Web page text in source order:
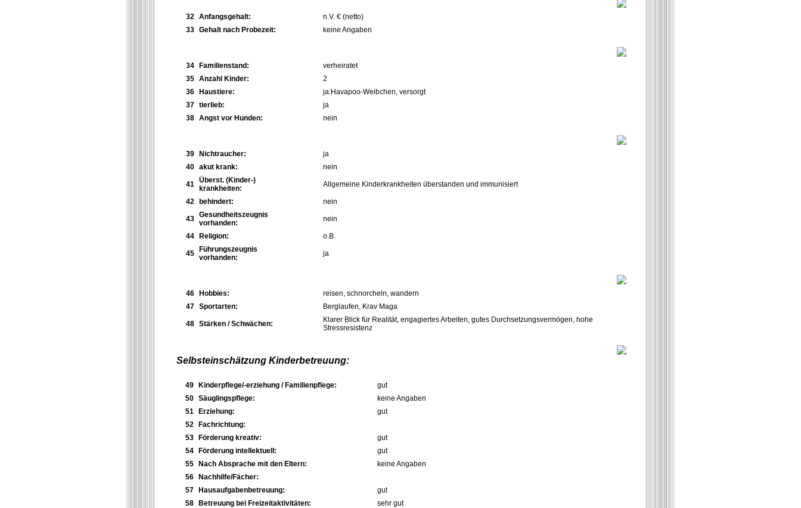
32 Anfangsgehalt:
n.V. € (netto)
33 Gehalt nach Probezeit: keine Angaben
34 Familienstand:
verheiratet
35 Anzahl Kinder:
2
36
Haustiere:
ja:Havapoo-Weibchen, versorgt
37 tierlieb:
ja
38 Angst vor Hunden: nein
39 Nichtraucher:
ja
40 akut krank: nein
41 Überst. (Kinder-)
krankheiten:
Allgemeine Kinderkrankheiten überstanden und immunisiert
42 behindert: nein
43 Gesundheitszeugnis
vorhanden:
nein
44 Religion: o.B.
45
Führungszeugnis
vorhanden:
ja
46 Hobbies:
reisen, schnorcheln, wandern
47 Sportarten: Berglaufen, Krav Maga
48 Stärken / Schwächen:
Klarer Blick für Realität, engagiertes Arbeiten, gutes Durchsetzungsvermögen, hohe
Stressresistenz
Selbsteinschätzung Kinderbetreuung:
49 Kinderpflege/-erziehung / Familienpflege:
gut
50 Säuglingspflege:
keine Angaben
51
Erziehung:
gut
52
Fachrichtung:
53
Förderung kreativ:
gut
54
Förderung intellektuell:
gut
55
Nach Absprache mit den Eltern:
keine Angaben
56
Nachhilfe/Fächer:
57
Hausaufgabenbetreuung:
gut
58
Betreuung bei Freizeitaktivitäten:
sehr gut